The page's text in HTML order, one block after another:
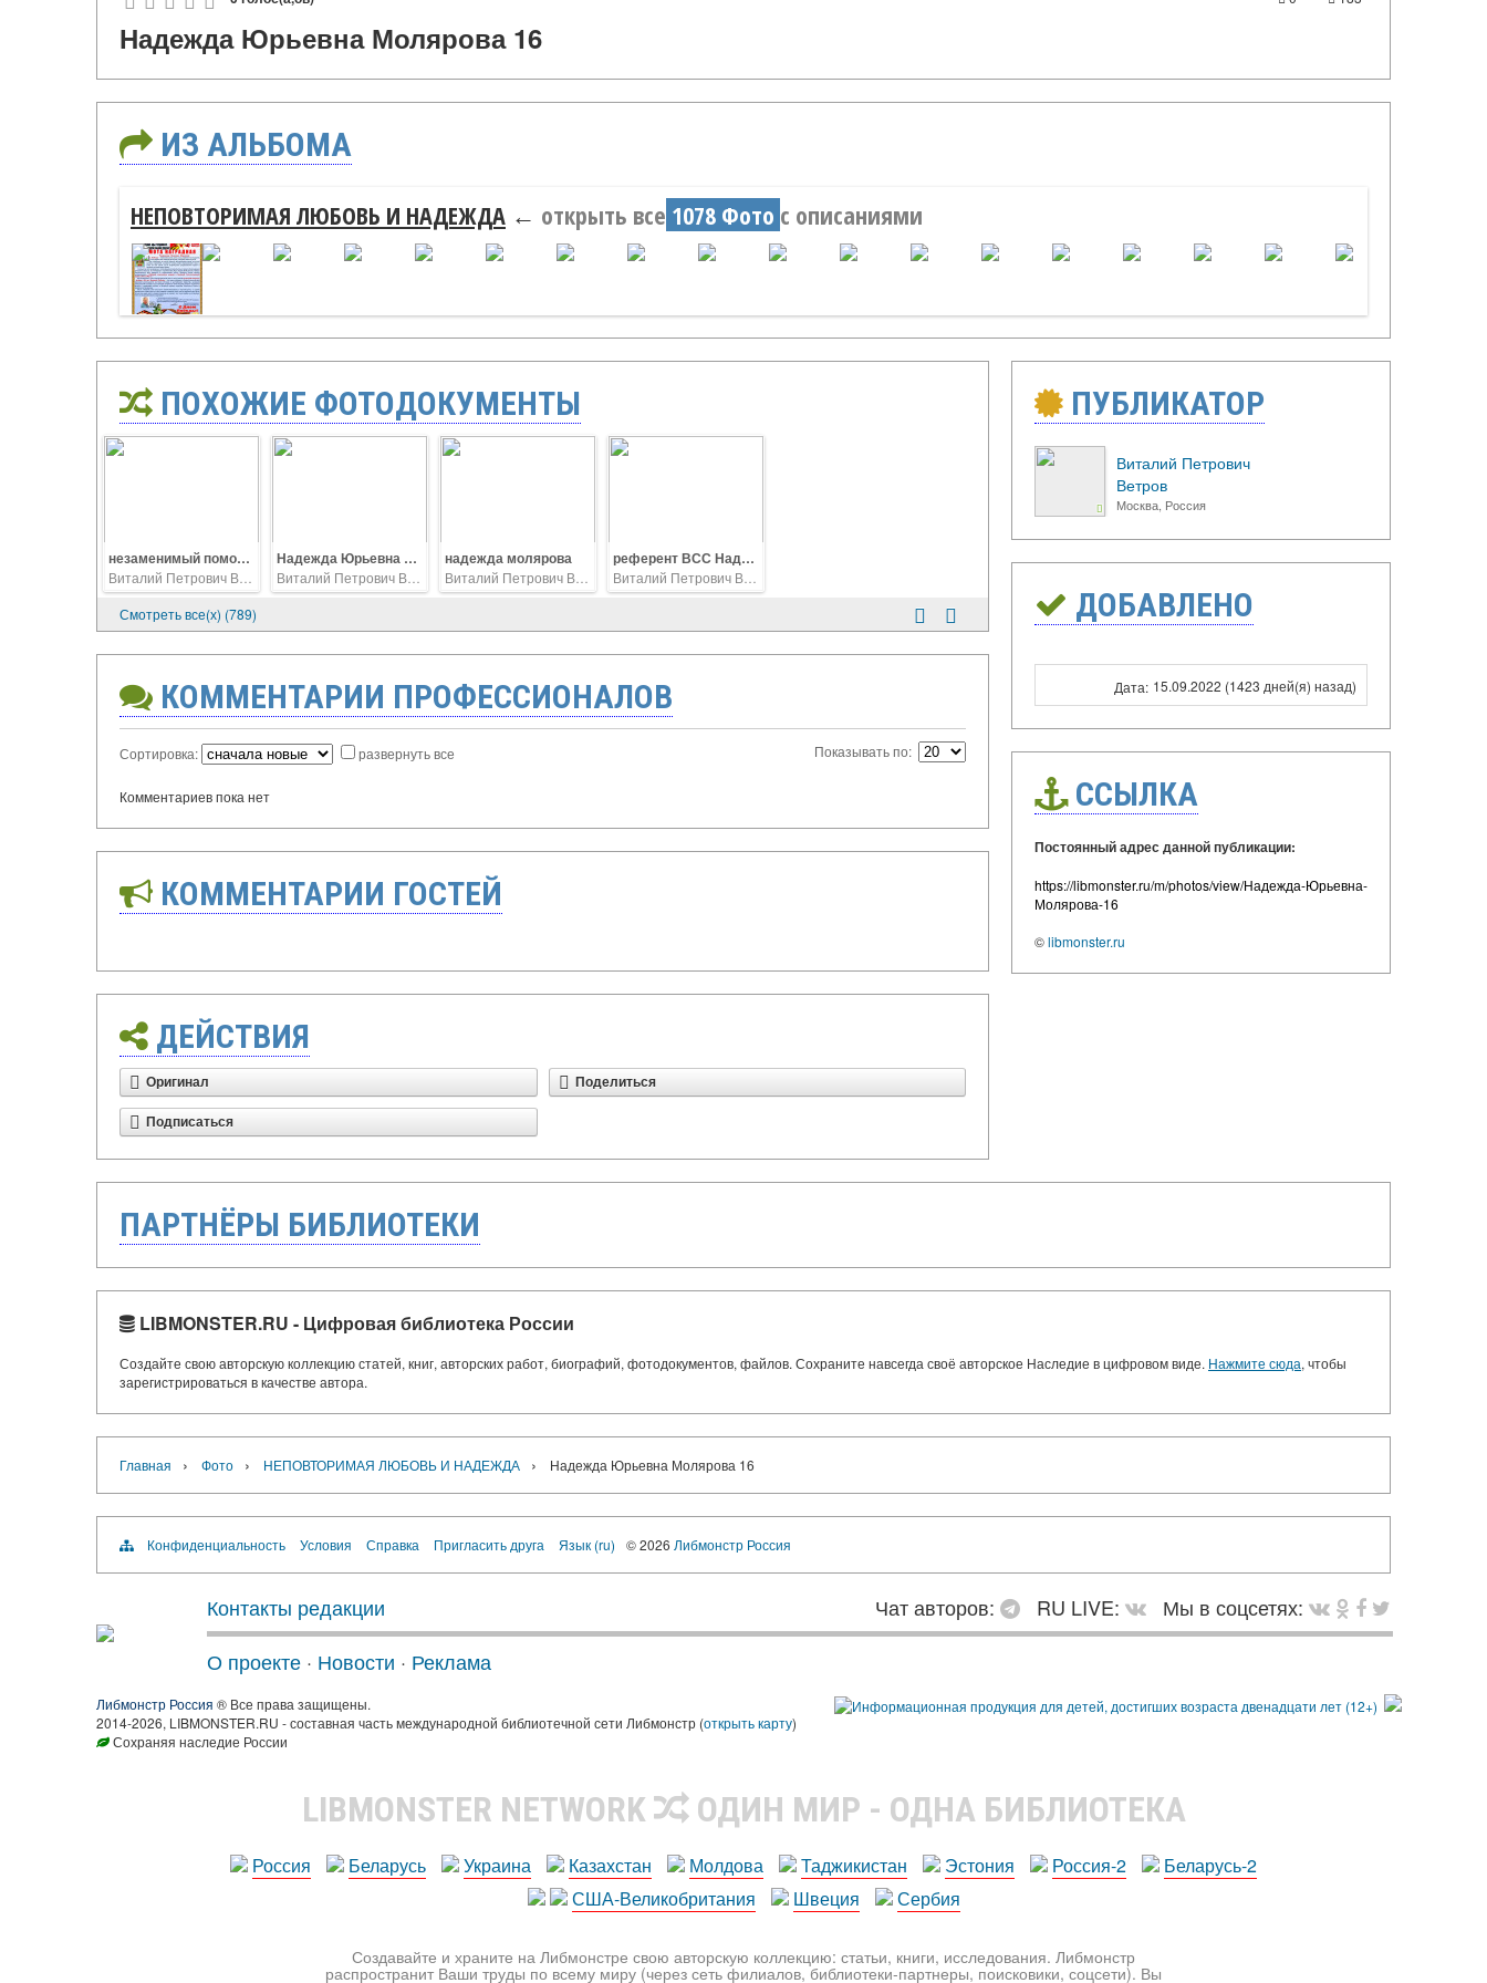
Надежда Юрьевна Молярова 16
ИЗ АЛЬБОМА
НЕПОВТОРИМАЯ ЛЮБОВЬ И НАДЕЖДА ← открыть все 1078 Фото с описаниями
ПОХОЖИЕ ФОТОДОКУМЕНТЫ
незаменимый помощник ВСС ВС и ветеранского движения Надежда Юрьевна Молярова Надежда Юрьевна Молярова. 326 надежда молярова референт ВСС Надежда Юрьевна Молярова во Ввладикавказе
Смотреть все(х) (789)
КОММЕНТАРИИ ПРОФЕССИОНАЛОВ
Сортировка: развернуть все Показывать по:
Комментариев пока нет
КОММЕНТАРИИ ГОСТЕЙ
ДЕЙСТВИЯ
Оригинал Поделиться
Подписаться
ПУБЛИКАТОР
Виталий Петрович
Ветров
Москва, Россия
ДОБАВЛЕНО
Дата: 15.09.2022 (1423 дней(я) назад)
ССЫЛКА
Постоянный адрес данной публикации:
https://libmonster.ru/m/photos/view/Надежда-Юрьевна-
Молярова-16
©libmonster.ru
ПАРТНЁРЫ БИБЛИОТЕКИ
LIBMONSTER.RU - Цифровая библиотека России
Создайте свою авторскую коллекцию статей, книг, авторских работ, биографий, фотодокументов, файлов. Сохраните навсегда своё авторское Наследие в цифровом виде. Нажмите сюда, чтобы
зарегистрироваться в качестве автора.
Главная › Фото › НЕПОВТОРИМАЯ ЛЮБОВЬ И НАДЕЖДА › Надежда Юрьевна Молярова 16
Конфиденциальность Условия Справка Пригласить друга Язык (ru) © 2026 Либмонстр Россия
Контакты редакции Чат авторов: RU LIVE:
Мы в соцсетях:
О проекте · Новости · Реклама
Либмонстр Россия ® Все права защищены.
2014-2026, LIBMONSTER.RU - составная часть международной библиотечной сети Либмонстр (открыть карту)
Сохраняя наследие России
LIBMONSTER NETWORK ОДИН МИР - ОДНА БИБЛИОТЕКА
Россия Беларусь Украина Казахстан Молдова Таджикистан Эстония Россия-2
Беларусь-2
США-Великобритания
Швеция Сербия
Создавайте и храните на Либмонстре свою авторскую коллекцию: статьи, книги, исследования. Либмонстр
распространит Ваши труды по всему миру (через сеть филиалов, библиотеки-партнеры, поисковики, соцсети). Вы